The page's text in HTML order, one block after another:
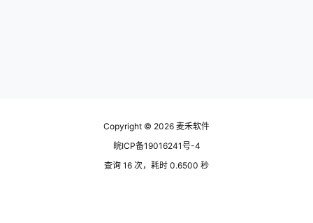
Copyright © 2026 麦禾软件
皖ICP备19016241号-4
查询 16 次，耗时 0.6500 秒